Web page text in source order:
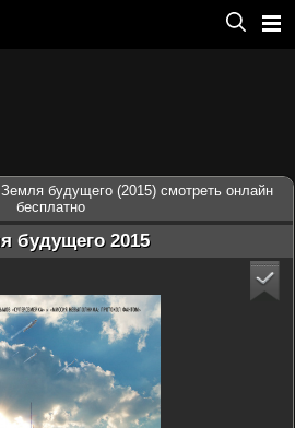
будущего (2015) смотреть онлайн
бесплатно
будущего 2015